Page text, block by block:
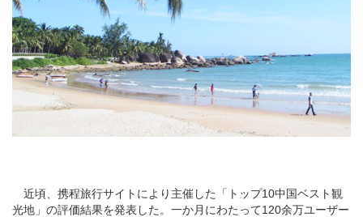
近頃、携程旅行サイトにより主催した「トップ10中国ベスト観
光地」の評価結果を発表した。一か月にわたって120余万ユーザー